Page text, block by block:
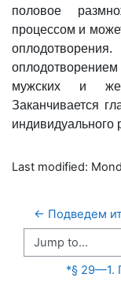
половое
процессом и
мужских и
Заканчивается
индивидуального
Last modified:
← Подведем
Jump to...
*§ 29—1.